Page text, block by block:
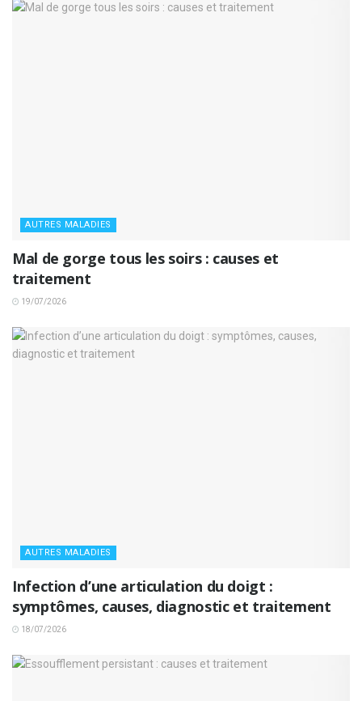
AUTRES MALADIES
Mal de gorge tous les soirs : causes et
traitement
19/07/2026
AUTRES MALADIES
Infection d’une articulation du doigt :
symptômes, causes, diagnostic et traitement
18/07/2026